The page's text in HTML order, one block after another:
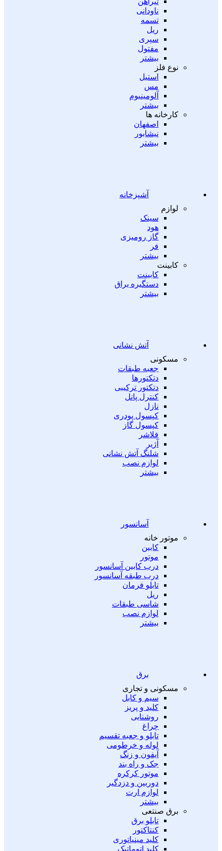
ناودانی
تسمه
ریل
سپری
مفتول
بیشتر
نوع فلز
استیل
مس
آلومینیوم
بیشتر
کارخانه ها
اصفهان
نیشابور
بیشتر
آشپزخانه
لوازم
سینک
هود
گاز رومیزی
فر
بیشتر
کابینت
کابینت
دستگیره یراق
بیشتر
آتش نشانی
مسکونی
جعبه طبقات
دتکتورها
دتکتور ترکیبی
کنترل پانل
نازل
کپسول پودری
کپسول گاز
فلاشر
آژیر
شلنگ آتش نشانی
لوازم نصب
بیشتر
آسانسور
موتور خانه
کابین
موتور
درب کابین آسانسور
درب طبقه آسانسور
تابلو فرمان
ریل
شاسی طبقات
لوازم نصب
بیشتر
برق
مسکونی و تجاری
سیم و کابل
کلید و پریز
روشنایی
چراغ
تابلو و جعبه تقسیم
لوله و خرطومی
آیفون و زنگ
جک و راه بند
موتور کرکره
دوربین و دزدگیر
لوازم ارت
بیشتر
برق صنتعی
تابلو برق
کنتاکتور
کلید مینیاتوری
کلید اتوماتیک